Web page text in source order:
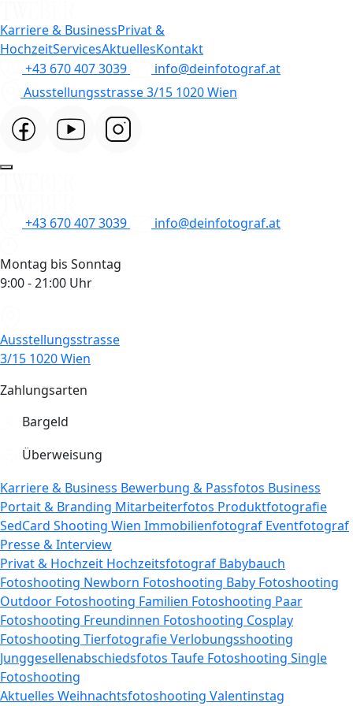
Karriere & BusinessPrivat &
HochzeitServicesAktuellesKontakt
+43 670 407 3039
info@deinfotograf.at
Ausstellungsstrasse 3/15 1020 Wien
+43 670 407 3039 info@deinfotograf.at
Montag bis Sonntag
9:00 - 21:00 Uhr
Ausstellungsstrasse
3/15 1020 Wien
Zahlungsarten
Bargeld
Überweisung
Karriere & Business Bewerbung & Passfotos Business
Portait & Branding Mitarbeiterfotos Produktfotografie
SedCard Shooting Wien Immobilienfotograf Eventfotograf
Presse & Interview
Privat & Hochzeit Hochzeitsfotograf Babybauch
Fotoshooting Newborn Fotoshooting Baby Fotoshooting
Outdoor Fotoshooting Familien Fotoshooting Paar
Fotoshooting Freundinnen Fotoshooting Cosplay
Fotoshooting TierfotografieVerlobungsshooting
Junggesellenabschiedsfotos Taufe Fotoshooting Single
Fotoshooting
Aktuelles Weihnachtsfotoshooting Valentinstag